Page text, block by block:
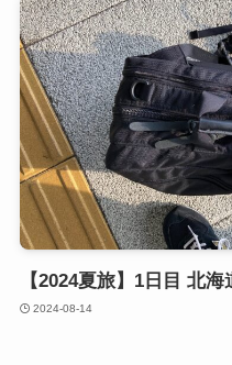
【2024夏旅】1日目 北海
2024-08-14